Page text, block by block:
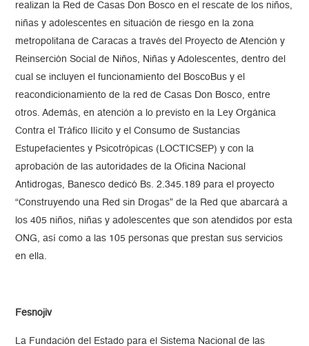
realizan la Red de Casas Don Bosco en el rescate de los niños,
niñas y adolescentes en situación de riesgo en la zona
metropolitana de Caracas a través del Proyecto de Atención y
Reinserción Social de Niños, Niñas y Adolescentes, dentro del
cual se incluyen el funcionamiento del BoscoBus y el
reacondicionamiento de la red de Casas Don Bosco, entre
otros. Además, en atención a lo previsto en la Ley Orgánica
Contra el Tráfico Ilícito y el Consumo de Sustancias
Estupefacientes y Psicotrópicas (LOCTICSEP) y con la
aprobación de las autoridades de la Oficina Nacional
Antidrogas, Banesco dedicó Bs. 2.345.189 para el proyecto
“Construyendo una Red sin Drogas” de la Red que abarcará a
los 405 niños, niñas y adolescentes que son atendidos por esta
ONG, así como a las 105 personas que prestan sus servicios
en ella.
Fesnojiv
La Fundación del Estado para el Sistema Nacional de las